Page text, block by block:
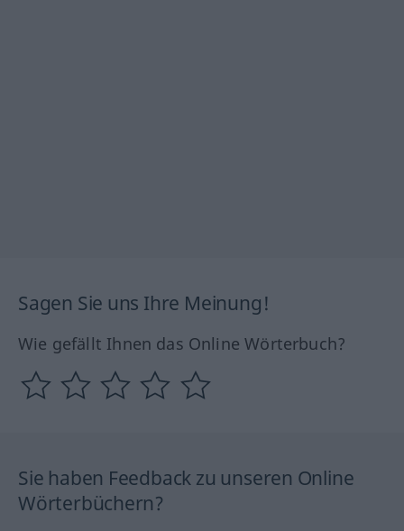
Sagen Sie uns Ihre Meinung!
Wie gefällt Ihnen das Online Wörterbuch?
Sie haben Feedback zu unseren Online
Wörterbüchern?